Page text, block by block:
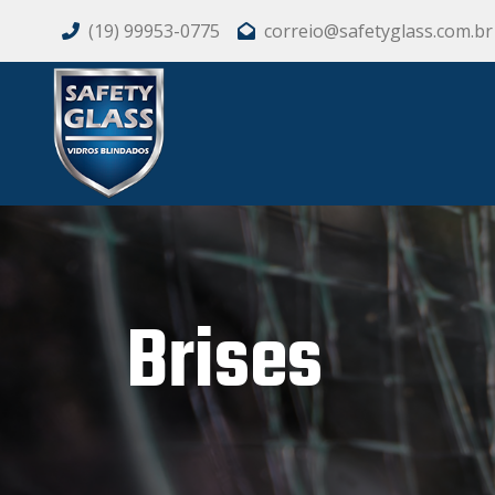
(19) 99953-0775 correio@safetyglass.com.br
Brises